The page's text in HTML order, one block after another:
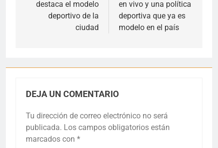
destaca el modelo
deportivo de la
ciudad
en vivo y una política
deportiva que ya es
modelo en el país
DEJA UN COMENTARIO
Tu dirección de correo electrónico no será
publicada. Los campos obligatorios están
marcados con *